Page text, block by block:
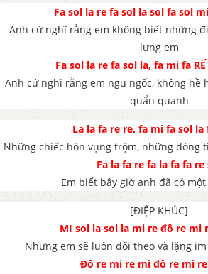
Fa sol la re fa sol la sol fa sol
Anh cứ nghĩ rằng em không biết những
lưng em
Fa sol la re fa sol la, fa mi fa
Anh cứ nghĩ rằng em ngu ngốc, không hề
quẩn quanh
La la fa re re, fa mi fa sol la
Những chiếc hôn vụng trộm, những dòng
Fa la fa re fa la fa fa re
Em biết bây giờ anh đã có
[ĐIỆP KHÚC]
MI sol la sol la mi re đô re mi
Nhưng em sẽ luôn dõi theo và lặng
Đô re mi re mi đô re mi